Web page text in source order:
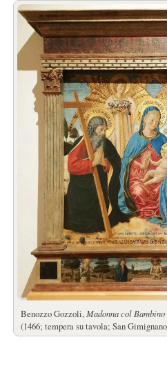
Benozzo Gozzoli,Madonna col
(1466; tempera su tavola; San